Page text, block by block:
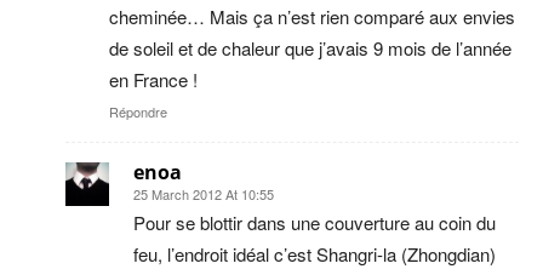
cheminée… Mais ça n’est rien comparé aux envies
de soleil et de chaleur que j’avais 9 mois de l’année
en France !
Répondre
enoa
25 March 2012 At 10:55
Pour se blottir dans une couverture au coin du
feu, l’endroit idéal c’est Shangri-la (Zhongdian)